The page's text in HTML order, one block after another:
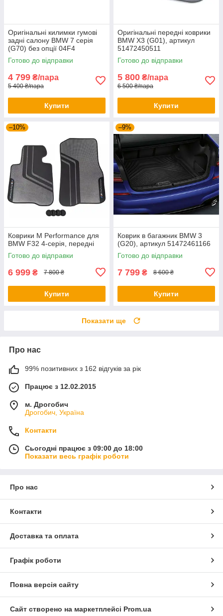
Оригінальні килимки гумові
задні салону BMW 7 серія
(G70) без опції 04F4
51475A56C43
Готово до відправки
4 799 ₴/пара
5 400 ₴/пара
Купити
Оригінальні передні коврики
BMW X3 (G01), артикул
51472450511
Готово до відправки
5 800 ₴/пара
6 500 ₴/пара
Купити
–10%
Коврики M Performance для
BMW F32 4-серія, передні
Готово до відправки
6 999 ₴ 7 800 ₴
Купити
–9%
Коврик в багажник BMW 3
(G20), артикул 51472461166
Готово до відправки
7 799 ₴ 8 600 ₴
Купити
Показати ще
Про нас
99% позитивних з 162 відгуків за рік
Працює з 12.02.2015
м. Дрогобич
Дрогобич, Україна
Контакти
Сьогодні працює з 09:00 до 18:00
Показати весь графік роботи
Про нас
Контакти
Доставка та оплата
Графік роботи
Повна версія сайту
Сайт створено на маркетплейсі Prom.ua